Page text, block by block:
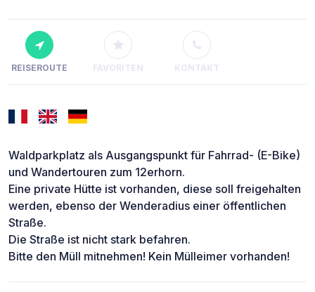
REISEROUTE FAVORITEN KONTAKT
Waldparkplatz als Ausgangspunkt für Fahrrad- (E-Bike)
und Wandertouren zum 12erhorn.
Eine private Hütte ist vorhanden, diese soll freigehalten
werden, ebenso der Wenderadius einer öffentlichen
Straße.
Die Straße ist nicht stark befahren.
Bitte den Müll mitnehmen! Kein Mülleimer vorhanden!